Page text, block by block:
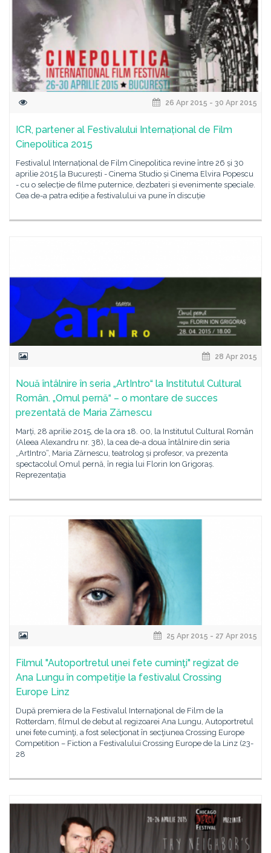
26 Apr 2015 - 30 Apr 2015
ICR, partener al Festivalului Internațional de Film
Cinepolitica 2015
Festivalul Internațional de Film Cinepolitica revine între 26 și 30
aprilie 2015 la București - Cinema Studio și Cinema Elvira Popescu
- cu o selecție de filme puternice, dezbateri și evenimente speciale.
Cea de-a patra ediție a festivalului va pune în discuție
28 Apr 2015
Nouă întâlnire în seria „ArtIntro“ la Institutul Cultural
Român. „Omul pernă“ – o montare de succes
prezentată de Maria Zărnescu
Marți, 28 aprilie 2015, de la ora 18. 00, la Institutul Cultural Român
(Aleea Alexandru nr. 38), la cea de-a doua întâlnire din seria
„ArtIntro“, Maria Zărnescu, teatrolog și profesor, va prezenta
spectacolul Omul pernă, în regia lui Florin Ion Grigoraș.
Reprezentația
25 Apr 2015 - 27 Apr 2015
Filmul "Autoportretul unei fete cuminţi" regizat de
Ana Lungu în competiţie la festivalul Crossing
Europe Linz
După premiera de la Festivalul Internaţional de Film de la
Rotterdam, filmul de debut al regizoarei Ana Lungu, Autoportretul
unei fete cuminţi, a fost selecţionat în secţiunea Crossing Europe
Competition – Fiction a Festivalului Crossing Europe de la Linz (23-
28